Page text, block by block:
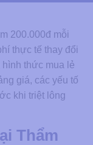
200.000đ mỗi
thực tế thay đổi
thức mua lẻ
giá, các yếu tố
khi triệt lông
Thẩm